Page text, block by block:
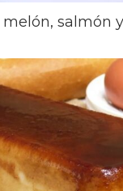
melón, salmón